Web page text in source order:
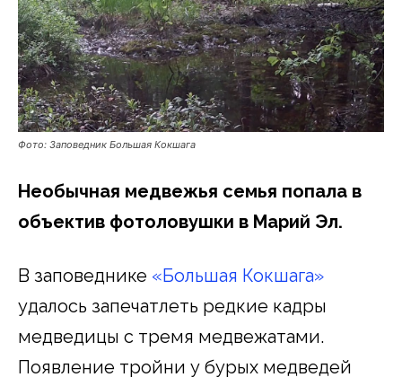
Фото: Заповедник Большая Кокшага
Необычная медвежья семья попала в
объектив фотоловушки в Марий Эл.
В заповеднике «Большая Кокшага»
удалось запечатлеть редкие кадры
медведицы с тремя медвежатами.
Появление тройни у бурых медведей